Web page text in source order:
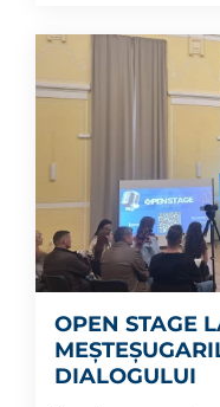
OPEN STAGE
DIALOGULUI